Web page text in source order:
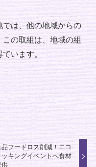
は、他の地域からの
の取組は、地域の組
います。
品フードロス削減！エコ
ッキングイベントへ食材
供